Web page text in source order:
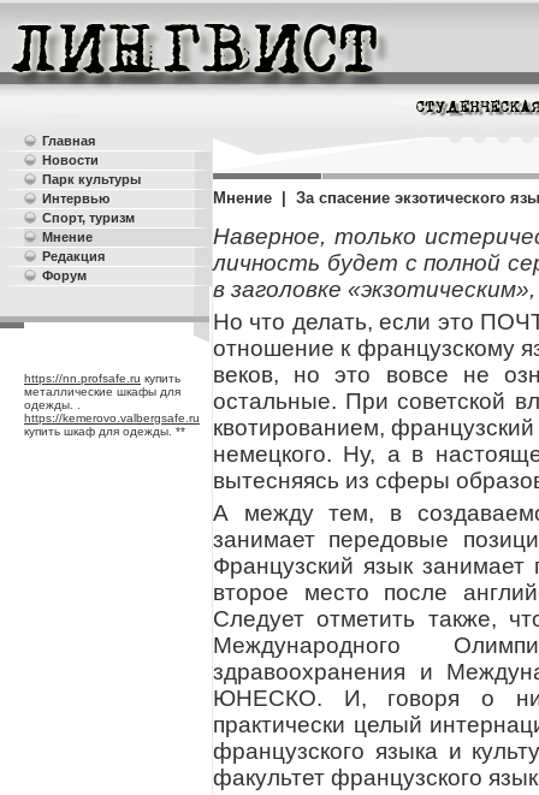
Главная
Новости
Парк культуры
Интервью
Спорт, туризм
Мнение
Редакция
Форум
https://nn.profsafe.ru купить
металлические шкафы для
одежды. .
https://kemerovo.valbergsafe.ru
купить шкаф для одежды. **
Мнение | За спасение экзотического
Наверное, только
личность будет с полной
в заголовке
Но что делать, если это
отношение к французскому
веков, но это вовсе не
остальные. При советской
квотированием,
немецкого. Ну, а в
вытесняясь из сферы
А между тем, в
занимает передовые
Французский язык
второе место после
Следует отметить также,
Международного
здравоохранения и
ЮНЕСКО. И, говоря о
практически целый
французского языка и
факультет французского